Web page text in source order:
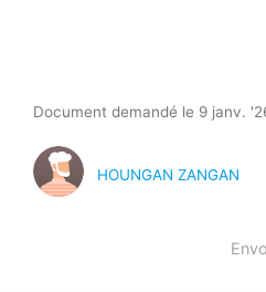
Document demandé le 9 janv.
HOUNGAN ZANGAN